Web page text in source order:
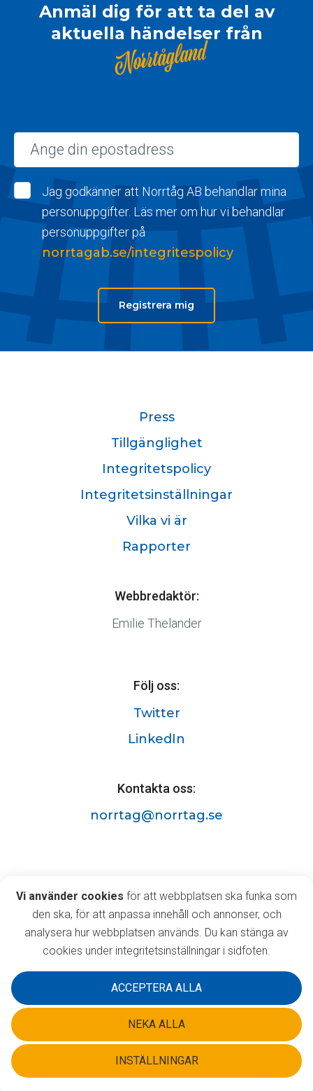
Anmäl dig för att ta del av
aktuella händelser från
Norrtågland
Jag godkänner att Norrtåg AB behandlar mina
personuppgifter. Läs mer om hur vi behandlar
personuppgifter på
norrtagab.se/integritespolicy
Registrera mig
Kontakta oss:
norrtag@norrtag.se
Östermalmsgatan 63A,
903 35 Umeå
Press
Tillgänglighet
Integritetspolicy
Integritetsinställningar
Vilka vi är
Rapporter
Webbredaktör:
Emilie Thelander
Följ oss:
Twitter
LinkedIn
©2026 Norrtåg AB - Alla rättigheter reserverade.
Vi använder cookies
Vi använder cookies för att webbplatsen ska funka som
den ska, för att anpassa innehåll och annonser, och
analysera hur webbplatsen används. Du kan stänga av
cookies under integritetsinställningar i sidfoten.
ACCEPTERA ALLA
NEKA ALLA
INSTÄLLNINGAR